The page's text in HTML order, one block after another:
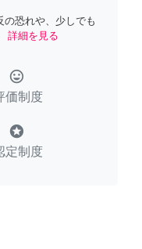
恐れや、少しでも
詳細を見る
tag_faces
価制度
stars
定制度